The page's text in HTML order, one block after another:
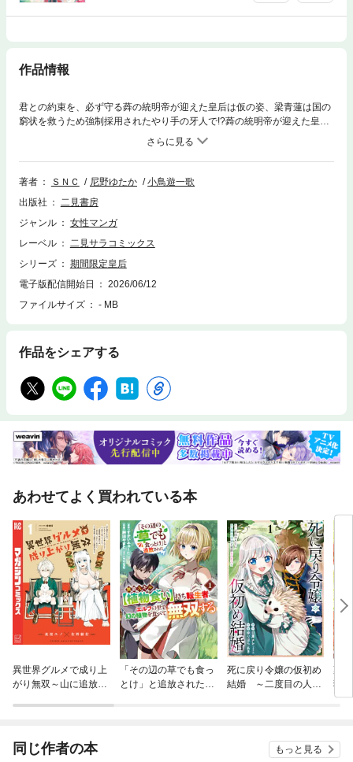
作品情報
君との約束を、必ず守る蕣の統明帝が迎えた皇后は仮の姿、梁青蓮は国の
窮状を救うため強制採用されたやり手の牙人で!?蕣の統明帝が迎えた皇后
――は仮の姿、梁青蓮は国家の窮状を救うため強制採用されたやり手の
「牙人」。見た目はいいのにどこかのほほんとした統明帝と側近だけが正
体を知る中、青蓮は持ち前の商賈としての閃きで国庫を立て直してゆく。
しかしこの危機の裏には思わぬ陰謀が潜んでいて!? 役目を終えたら放免
なりたいと思っている自分に気づき…。
著者 ＳＮＣ 尼野ゆたか
小鳥遊一歌
出版社
二見書房
ジャンル
女性マンガ
レーベル
二見サラコミックス
シリーズ
期間限定皇后
電子版配信開始日
2026/06/12
ファイルサイズ
- MB
作品をシェアする
あわせてよく買われている本
異世界グルメで成り上
がり無双～山に追放さ
っていて、王侯貴族や
実力者たちが俺を放っ
「その辺の草でも食っ
とけ」と追放された無
死に戻り令嬢の仮初め
結婚 ～二度目の人生
薬
猫
同じ作者の本 もっと見る